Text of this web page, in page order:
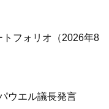
トフォリオ（2026年8
ウエル議長発言